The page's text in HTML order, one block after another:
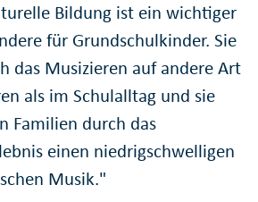
Bildung ist ein wichtiger
für Grundschulkinder. Sie
das Musizieren auf andere Art
als im Schulalltag und sie
Familien durch das
einen niedrigschwelligen
Musik."